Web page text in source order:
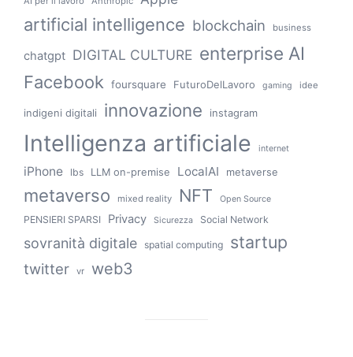
artificial intelligence blockchain business
chatgpt DIGITAL CULTURE enterprise AI
Facebook foursquare FuturoDelLavoro gaming idee
indigeni digitali innovazione instagram
Intelligenza artificiale internet
iPhone lbs LLM on-premise LocalAI metaverse
metaverso mixed reality NFT Open Source
PENSIERI SPARSI Privacy Sicurezza Social Network
sovranità digitale spatial computing startup
twitter vr web3